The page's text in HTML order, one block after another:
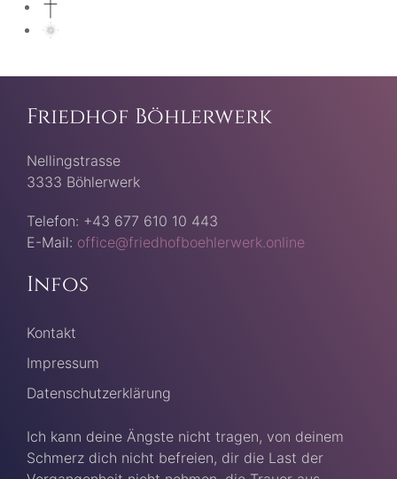
Friedhof Böhlerwerk
Nellingstrasse
3333 Böhlerwerk
Telefon: +43 677 610 10 443
E-Mail: office@friedhofboehlerwerk.online
Infos
Kontakt
Impressum
Datenschutzerklärung
Ich kann deine Ängste nicht tragen, von deinem
Schmerz dich nicht befreien, dir die Last der